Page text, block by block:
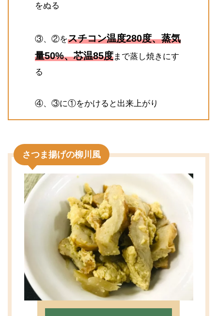
をぬる
③、②をスチコン温度280度、蒸気
量50%、芯温85度まで蒸し焼きにす
る
④、③に①をかけると出来上がり
さつま揚げの柳川風